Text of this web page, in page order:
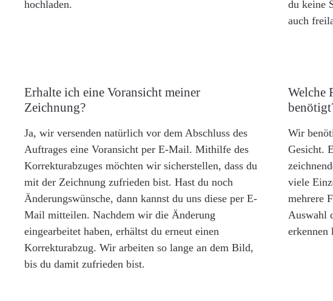
hochladen.
du keine
auch
Erhalte ich eine Voransicht meiner
Zeichnung?
Ja, wir versenden natürlich vor dem Abschluss des
Auftrages eine Voransicht per E-Mail. Mithilfe des
Korrekturabzuges möchten wir sicherstellen, dass du
mit der Zeichnung zufrieden bist. Hast du noch
Änderungswünsche, dann kannst du uns diese per E-
Mail mitteilen. Nachdem wir die Änderung
eingearbeitet haben, erhältst du erneut einen
Korrekturabzug. Wir arbeiten so lange an dem Bild,
bis du damit zufrieden bist.
Welche
Wir
Gesicht.
viele
mehrere
Auswahl
erkennen